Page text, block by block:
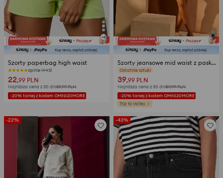
+4
Szorty paperbag high waist
opinie (443)
22,99 PLN
Najniższa cena z 30 dni39,99PLN
-20% taniej z kodem OMNI20MORE
Szorty jeansowe mid waist z paskiem
opinie (33)
39,99 PLN
Najniższa cena z 30 dni59,99PLN
-20% taniej z kodem OMNI20MORE
Trip to Valley
-22% -43%